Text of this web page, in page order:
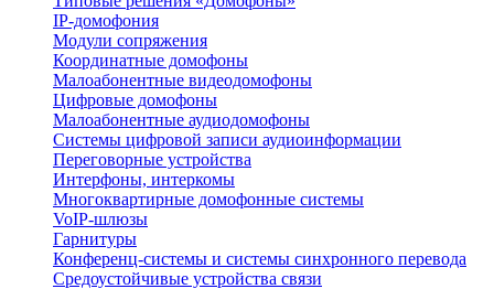
IP-домофония
Модули сопряжения
Координатные домофоны
Малоабонентные видеодомофоны
Цифровые домофоны
Малоабонентные аудиодомофоны
Системы цифровой записи аудиоинформации
Переговорные устройства
Интерфоны, интеркомы
Многоквартирные домофонные системы
VoIP-шлюзы
Гарнитуры
Конференц-системы и системы синхронного перевода
Средоустойчивые устройства связи